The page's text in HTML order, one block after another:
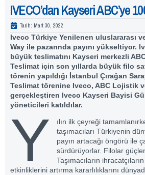
IVECO’dan Kayseri ABC’ye
Tarih: Mart 30, 2022
Iveco Türkiye Yenilenen uluslararası
Way ile pazarında payını yükseltiyor.
büyük teslimatını Kayseri merkezli
Teslimat için son yıllarda büyük filo
törenin yapıldığı İstanbul Çırağan
Teslimat törenine Iveco, ABC Lojistik
gerçekleştiren Iveco Kayseri Bayisi
yöneticileri katıldılar.
Y
ılın ilk çeyreği
taşımacıları Türkiyenin
payın artacağı öngörü ile
sürdürüyorlar. Filolar
Taşımacıların
etkinliklerini artırma kararlılıklarını